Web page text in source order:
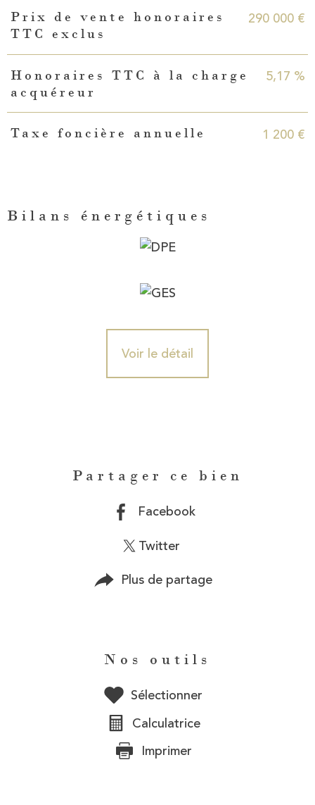
Prix de vente honoraires
TTC exclus
290 000 €
Honoraires TTC à la charge
acquéreur
5,17 %
Taxe foncière annuelle 1 200 €
Bilans énergétiques
Voir le détail
Partager ce bien
Facebook
Twitter
Plus de partage
Nos outils
Sélectionner
Calculatrice
Imprimer